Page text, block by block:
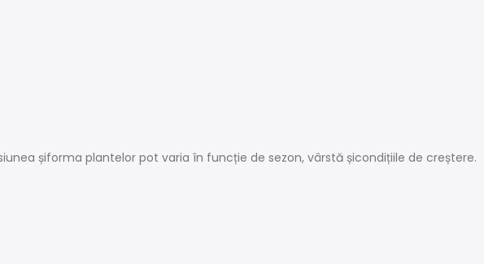
șiforma plantelor pot varia în funcție de sezon, vârstă șicondițiile de creștere.